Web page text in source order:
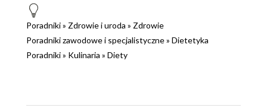
Poradniki» Zdrowie i uroda » Zdrowie
Poradniki zawodowe i specjalistyczne» Dietetyka
Poradniki» Kulinaria » Diety